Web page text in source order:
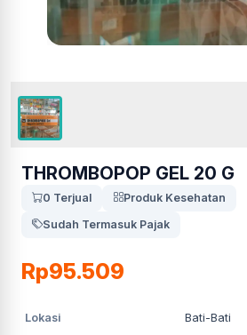
THROMBOPOP GEL 20 G
0 Terjual
Produk Kesehatan
Sudah Termasuk Pajak
Rp95.509
Lokasi Bati-Bati